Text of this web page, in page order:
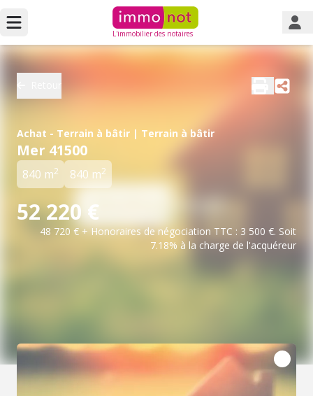
L'immobilier des notaires
Achat - Terrain à bâtir | Terrain à bâtir
Mer 41500
840 m2 840 m2
52 220 €
48 720 € + Honoraires de négociation TTC : 3 500 €. Soit
7.18% à la charge de l'acquéreur